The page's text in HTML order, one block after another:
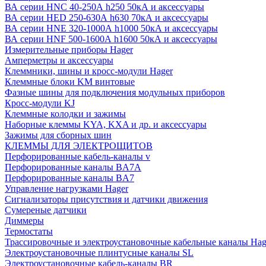
ВА серии HNC 40-250А h250 50кА и аксессуары
ВА серии HED 250-630А h630 70кА и аксессуары
ВА серии HNE 320-1000А h1000 50кА и аксессуары
ВА серии HNF 500-1600А h1600 50кА и аксессуары
Измерительные приборы Hager
Амперметры и аксессуары
Клеммники, шины и кросс-модули Hager
Клеммные блоки KM винтовые
Фазные шины для подключения модульных приборов
Кросс-модули KJ
Клеммные колодки и зажимы
Наборные клеммы KYA, KXA и др. и аксессуары
Зажимы для сборных шин
КЛЕММЫ ДЛЯ ЭЛЕКТРОЩИТОВ
Перфорированные кабель-каналы v
Перфорированные каналы BA7A
Перфорированные каналы BA7
Управление нагрузками Hager
Сигнализаторы присутствия и датчики движения
Сумереные датчики
Диммеры
Термостаты
Трассировочные и электроустановочные кабельные каналы
Электроустановочные плинтусные каналы SL
Электроустановочные кабель-каналы BR